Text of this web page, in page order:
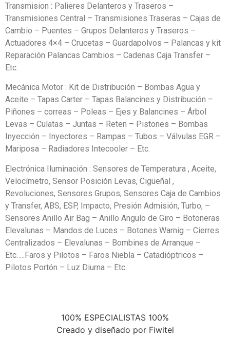
Transmision : Palieres Delanteros y Traseros –
Transmisiones Central – Transmisiones Traseras – Cajas de
Cambio – Puentes – Grupos Delanteros y Traseros –
Actuadores 4×4 – Crucetas – Guardapolvos – Palancas y kit
Reparación Palancas Cambios – Cadenas Caja Transfer –
Etc.
Mecánica Motor : Kit de Distribución – Bombas Agua y
Aceite – Tapas Carter – Tapas Balancines y Distribución –
Piñones – correas – Poleas – Ejes y Balancines – Árbol
Levas – Culatas – Juntas – Reten – Pistones – Bombas
Inyección – Inyectores – Rampas – Tubos – Válvulas EGR –
Mariposa – Radiadores Intecooler – Etc.
Electrónica Iluminación : Sensores de Temperatura , Aceite,
Velocímetro, Sensor Posición Levas, Cigüeñal ,
Revoluciones, Sensores Grupos, Sensores Caja de Cambios
y Transfer, ABS, ESP, Impacto, Presión Admisión, Turbo, –
Sensores Anillo Air Bag – Anillo Angulo de Giro – Botoneras
Elevalunas – Mandos de Luces – Botones Warnig – Cierres
Centralizados – Elevalunas – Bombines de Arranque –
Etc…..Faros y Pilotos – Faros Niebla – Catadióptricos –
Pilotos Portón – Luz Diurna – Etc.
100% ESPECIALISTAS 100%
Creado y diseñado por Fiwitel